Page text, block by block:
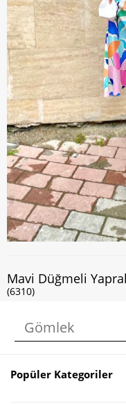
Mavi Düğmeli
(6310)
Kapıda Nakit veya Kart
Popüler Kategoriler